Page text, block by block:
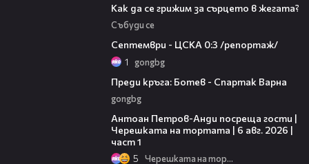
Как да се грижим за сърцето в жегата?
Събуди се
Септември - ЦСКА 0:3 /репортаж/
1 gongbg
Преди кръга: Ботев - Спартак Варна
gongbg
Антоан Петров-Анди посреща гости |
Черешката на тортата | 6 авг. 2026 |
част 1
5 Черешката на тортата